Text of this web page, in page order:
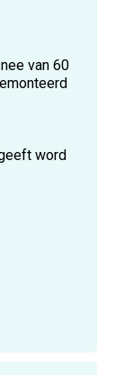
van 60
word